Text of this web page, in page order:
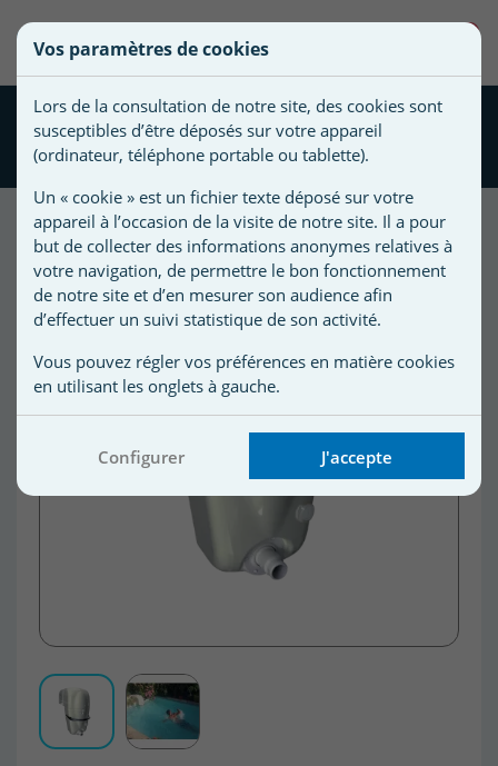
Nage à contre courant - Jet
Luxe 50m3/h Filtrinov
Créer une nouvelle liste
une
liste
Nom de
d'envies
Vous
devez
être
connecté
pour
ajouter
des
produits
à
votre
liste
Vos paramètres de cookies
Lors de la consultation de notre site, des cookies sont
susceptibles d’être déposés sur votre appareil
(ordinateur, téléphone portable ou tablette).
Un « cookie » est un fichier texte déposé sur votre
appareil à l’occasion de la visite de notre site. Il a pour
but de collecter des informations anonymes relatives à
votre navigation, de permettre le bon fonctionnement
de notre site et d’en mesurer son audience afin
d’effectuer un suivi statistique de son activité.
Vous pouvez régler vos préférences en matière cookies
en utilisant les onglets à gauche.
Configurer J'accepte